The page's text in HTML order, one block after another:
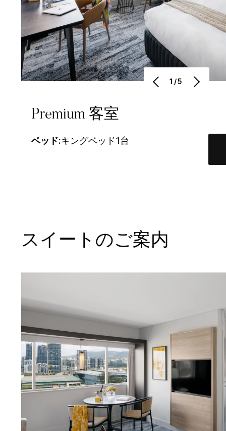
1/5
Premium 客室
ベッド:キングベッド1台
スイートのご案内